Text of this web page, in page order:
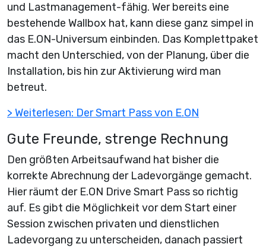
und Lastmanagement-fähig. Wer bereits eine
bestehende Wallbox hat, kann diese ganz simpel in
das E.ON-Universum einbinden. Das Komplettpaket
macht den Unterschied, von der Planung, über die
Installation, bis hin zur Aktivierung wird man
betreut.
> Weiterlesen: Der Smart Pass von E.ON
Gute Freunde, strenge Rechnung
Den größten Arbeitsaufwand hat bisher die
korrekte Abrechnung der Ladevorgänge gemacht.
Hier räumt der E.ON Drive Smart Pass so richtig
auf. Es gibt die Möglichkeit vor dem Start einer
Session zwischen privaten und dienstlichen
Ladevorgang zu unterscheiden, danach passiert